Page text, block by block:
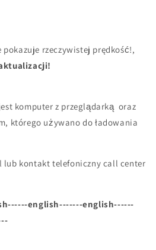
rzeczywistej prędkość!,
komputer z przeglądarką oraz
którego używano do ładowania
lub kontakt telefoniczny call center
english-------english------